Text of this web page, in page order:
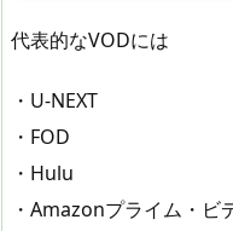
代表的なVODには
・U-NEXT
・FOD
・Hulu
・Amazonプライム・ビ